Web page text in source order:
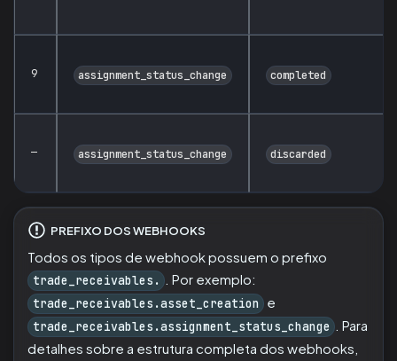
9 assignment_status_change completed
— assignment_status_change discarded
PREFIXO DOS WEBHOOKS
Todos os tipos de webhook possuem o prefixo
trade_receivables. . Por exemplo:
trade_receivables.asset_creation e
trade_receivables.assignment_status_change
. Para
detalhes sobre a estrutura completa dos webhooks,